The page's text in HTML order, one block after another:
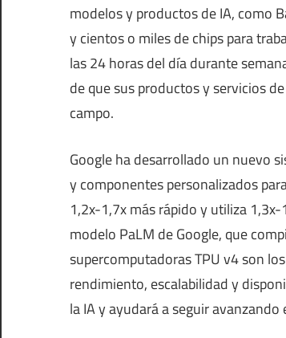
modelos y productos de IA, como
y cientos o miles de chips para
las 24 horas del día durante
de que sus productos y servicios
campo.
Google ha desarrollado un nuevo
y componentes personalizados
1,2x-1,7x más rápido y utiliza
modelo PaLM de Google, que
supercomputadoras TPU v4 son
rendimiento, escalabilidad y
la IA y ayudará a seguir